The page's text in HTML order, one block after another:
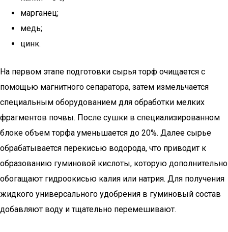
марганец;
медь;
цинк.
На первом этапе подготовки сырья торф очищается с
помощью магнитного сепаратора, затем измельчается
специальным оборудованием для обработки мелких
фрагментов почвы. После сушки в специализированном
блоке объем торфа уменьшается до 20%. Далее сырье
обрабатывается перекисью водорода, что приводит к
образованию гуминовой кислоты, которую дополнительно
обогащают гидроокисью калия или натрия. Для получения
жидкого универсального удобрения в гуминовый состав
добавляют воду и тщательно перемешивают.